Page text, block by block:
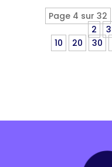
Page 4 sur 32
2
3
10
20 30